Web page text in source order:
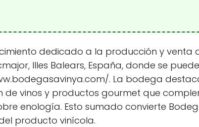
dedicado a la producción y
Illes Balears, España, donde se
. La bodega
de vinos y productos gourmet que
enología. Esto sumado convierte
producto vinícola.